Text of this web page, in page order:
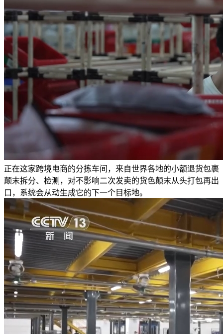
正在这家跨境电商的分拣车间，来自世界各地的小额退货包裹
颠末拆分、检测，对不影响二次发卖的货色颠末从头打包再出
口，系统会从动生成它的下一个目标地。